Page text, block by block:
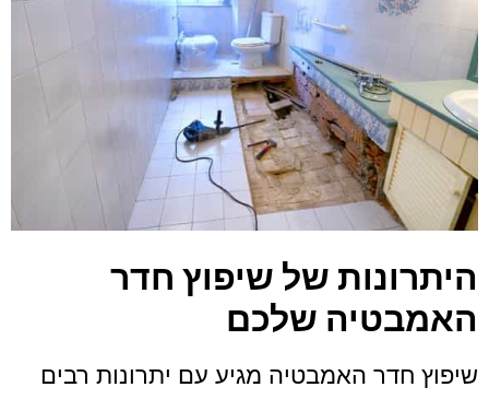
היתרונות של שיפוץ חדר
האמבטיה שלכם
שיפוץ חדר האמבטיה מגיע עם יתרונות רבים